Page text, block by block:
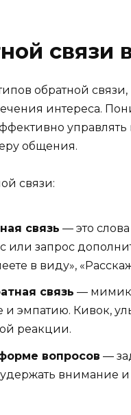
связи
обратной
интереса.
общения.
связи:
связь — это
или запрос
в виду»,
связь —
эмпатию. Кивок,
реакции.
вопросов —
внимание